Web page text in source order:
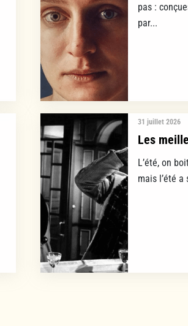
pas :
par...
31 juillet 2026
Les
L’été, on
mais l’été a